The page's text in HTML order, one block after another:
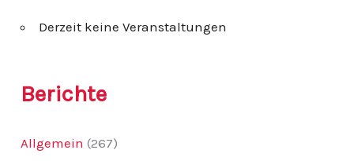
a
Derzeit keine Veranstaltungen
Berichte
Allgemein (267)